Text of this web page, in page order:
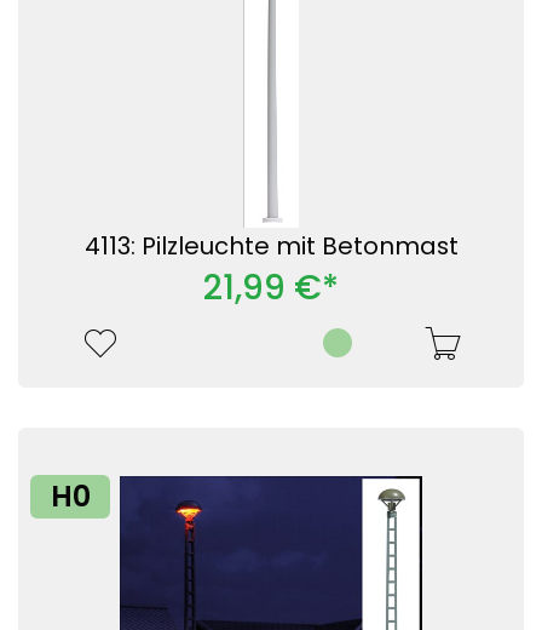
4113: Pilzleuchte mit Betonmast
21,99 €*
H0